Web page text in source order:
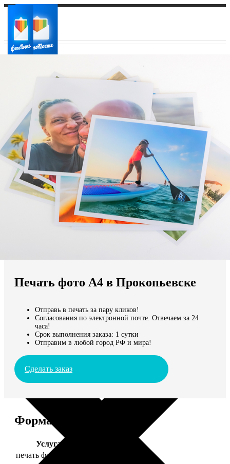
Ваш регион доставки
Выберите из списка:
Мы доставляем по всему миру
Продолжить без города
Печать фото А4 в Прокопьевске
Отправь в печать за пару кликов!
Согласования по электронной почте. Отвечаем за 24
часа!
Срок выполнения заказа: 1 сутки
Отправим в любой город РФ и мира!
Сделать заказ
Форматы и цены
Услуга
печать фото 20х30